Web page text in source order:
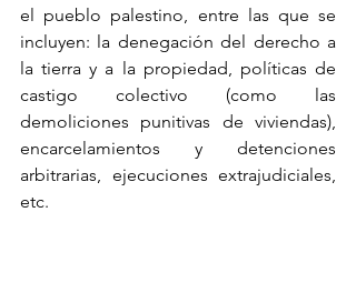
el pueblo palestino, entre las que se
incluyen: la denegación del derecho a
la tierra y a la propiedad, políticas de
castigo colectivo (como las
demoliciones punitivas de viviendas),
encarcelamientos y detenciones
arbitrarias, ejecuciones extrajudiciales,
etc.